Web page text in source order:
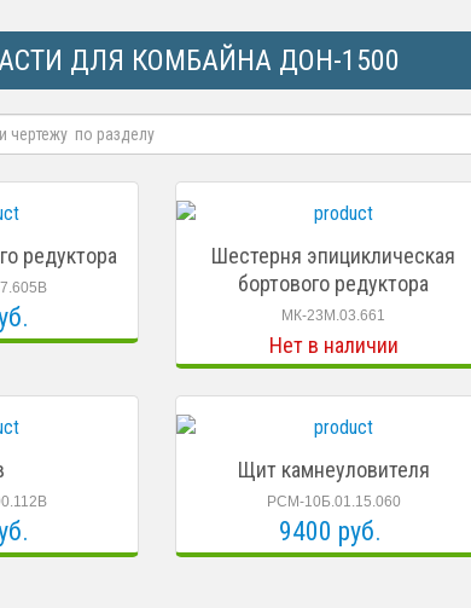
ДЛЯ КОМБАЙНА ДОН-1500
редуктора
Шестерня эпициклическая
бортового редуктора
МК-23М.03.661
Нет в наличии
Щит камнеуловителя
РСМ-10Б.01.15.060
9400 руб.